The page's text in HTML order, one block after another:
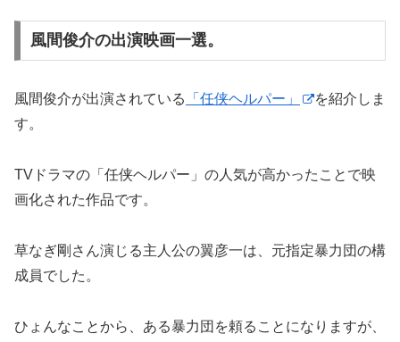
風間俊介の出演映画一選。
風間俊介が出演されている 「任侠ヘルパー」
を紹介しま
す。
TVドラマの「任侠ヘルパー」の人気が高かったことで映
画化された作品です。
草なぎ剛さん演じる主人公の翼彦一は、元指定暴力団の構
成員でした。
ひょんなことから、ある暴力団を頼ることになりますが、